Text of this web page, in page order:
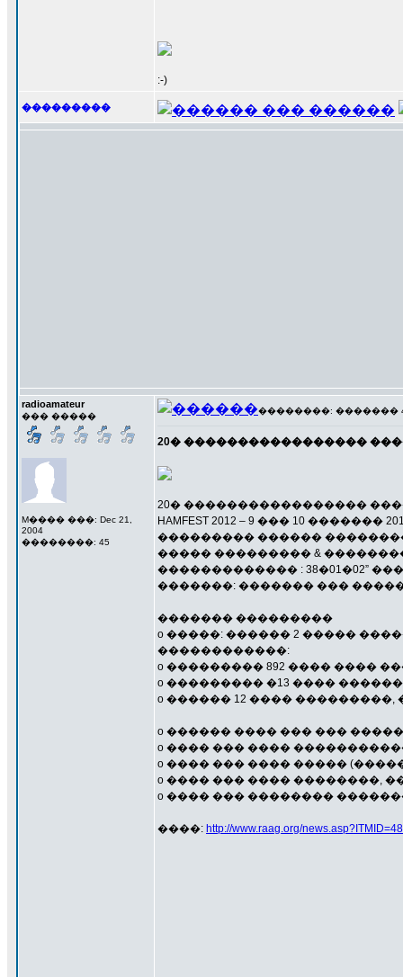
:-)
���������
radioamateur
��� �����
M���� ���: Dec 21,
2004
��������: 45
��������: ������� 4
20� �����������������
20� �����������������
HAMFEST 2012 – 9 ��� 10 �������
��������� ������
����� ��������� &
������������� : 38�01�02”
�������: ������� ���
������� ���������
o �����: ������ 2 �����
������������:
o ��������� 892 ���� ����
o ��������� �13 ����
o ������ 12 ����
o ������ ���� ��� ���
o ���� ��� ����
o ���� ��� ���� �����
o ���� ��� ���� ��������,
o ���� ��� ��������
����: http://www.raag.org/